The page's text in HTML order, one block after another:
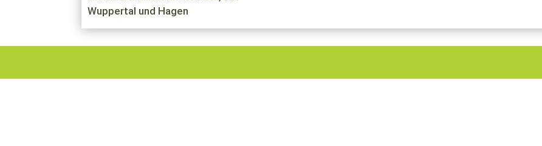
Wuppertal und Hagen